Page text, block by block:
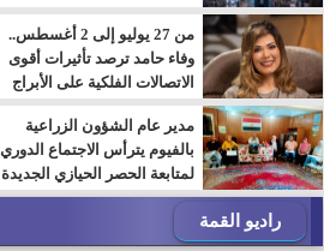
من 27 يوليو إلى 2 أغسطس..
وفاء حامد ترصد تأثيرات أقوى
الاتصالات الفلكية على الأبراج
مدير عام الشؤون الزراعية
بالفيوم يترأس الاجتماع الدوري
لمتابعة الحصر الحيازي الجديدة
راديو القمة